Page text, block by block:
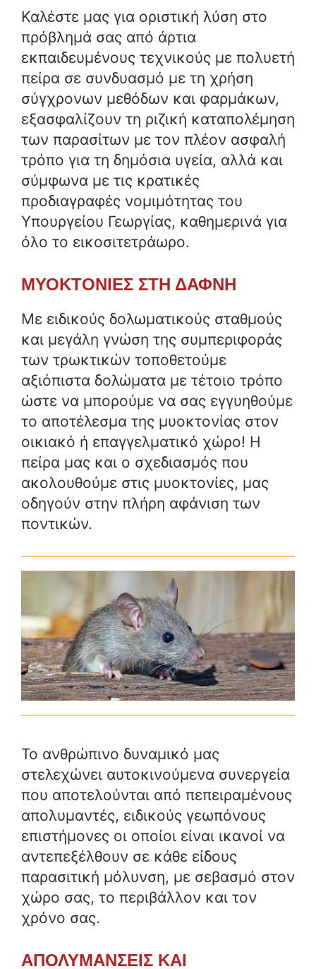
Καλέστε μας για οριστική λύση στο
πρόβλημά σας από άρτια
εκπαιδευμένους τεχνικούς με πολυετή
πείρα σε συνδυασμό με τη χρήση
σύγχρονων μεθόδων και φαρμάκων,
εξασφαλίζουν τη ριζική καταπολέμηση
των παρασίτων με τον πλέον ασφαλή
τρόπο για τη δημόσια υγεία, αλλά και
σύμφωνα με τις κρατικές
προδιαγραφές νομιμότητας του
Υπουργείου Γεωργίας, καθημερινά για
όλο το εικοσιτετράωρο.
ΜΥΟΚΤΟΝΙΕΣ ΣΤΗ ΔΑΦΝΗ
Με ειδικούς δολωματικούς σταθμούς
και μεγάλη γνώση της συμπεριφοράς
των τρωκτικών τοποθετούμε
αξιόπιστα δολώματα με τέτοιο τρόπο
ώστε να μπορούμε να σας εγγυηθούμε
το αποτέλεσμα της μυοκτονίας στον
οικιακό ή επαγγελματικό χώρο! Η
πείρα μας και ο σχεδιασμός που
ακολουθούμε στις μυοκτονίες, μας
οδηγούν στην πλήρη αφάνιση των
ποντικών.
Το ανθρώπινο δυναμικό μας
στελεχώνει αυτοκινούμενα συνεργεία
που αποτελούνται από πεπειραμένους
απολυμαντές, ειδικούς γεωπόνους
επιστήμονες οι οποίοι είναι ικανοί να
αντεπεξέλθουν σε κάθε είδους
παρασιτική μόλυνση, με σεβασμό στον
χώρο σας, το περιβάλλον και τον
χρόνο σας.
ΑΠΟΛΥΜΑΝΣΕΙΣ ΚΑΙ